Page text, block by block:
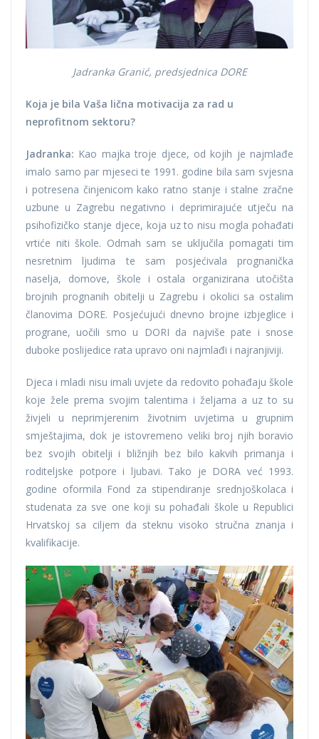
Jadranka Granić, predsjednica DORE
Koja je bila Vaša lična motivacija za rad u
neprofitnom sektoru?
Jadranka: Kao majka troje djece, od kojih je najmlađe
imalo samo par mjeseci te 1991. godine bila sam svjesna
i potresena činjenicom kako ratno stanje i stalne zračne
uzbune u Zagrebu negativno i deprimirajuće utječu na
psihofizičko stanje djece, koja uz to nisu mogla pohađati
vrtiće niti škole. Odmah sam se uključila pomagati tim
nesretnim ljudima te sam posjećivala prognanička
naselja, domove, škole i ostala organizirana utočišta
brojnih prognanih obitelji u Zagrebu i okolici sa ostalim
članovima DORE. Posjećujući dnevno brojne izbjeglice i
prograne, uočili smo u DORI da najviše pate i snose
duboke poslijedice rata upravo oni najmlađi i najranjiviji.
Djeca i mladi nisu imali uvjete da redovito pohađaju škole
koje žele prema svojim talentima i željama a uz to su
živjeli u neprimjerenim životnim uvjetima u grupnim
smještajima, dok je istovremeno veliki broj njih boravio
bez svojih obitelji i bližnjih bez bilo kakvih primanja i
roditeljske potpore i ljubavi. Tako je DORA već 1993.
godine oformila Fond za stipendiranje srednjoškolaca i
studenata za sve one koji su pohađali škole u Republici
Hrvatskoj sa ciljem da steknu visoko stručna znanja i
kvalifikacije.